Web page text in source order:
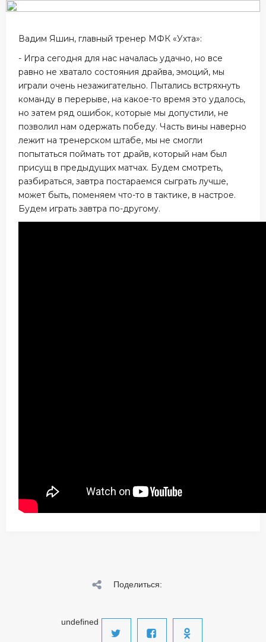
Вадим Яшин, главный тренер МФК «Ухта»:
- Игра сегодня для нас началась удачно, но все
равно не хватало состояния драйва, эмоций, мы
играли очень незажигательно. Пытались встряхнуть
команду в перерыве, на какое-то время это удалось,
но затем ряд ошибок, которые мы допустили, не
позволил нам одержать победу. Часть вины наверно
лежит на тренерском штабе, мы не смогли
попытаться поймать тот драйв, который нам был
присущ в предыдущих матчах. Будем смотреть,
разбираться, завтра постараемся сыграть лучше,
может быть, поменяем что-то в тактике, в настрое.
Будем играть завтра по-другому.
Поделиться:
undefined